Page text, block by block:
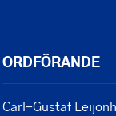
ORDFÖRANDE
Carl-Gustaf